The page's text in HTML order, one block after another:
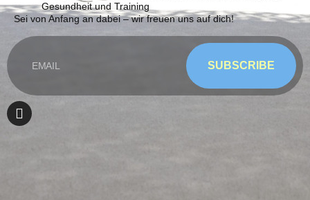
Gesundheit und Training
Sei von Anfang an dabei – wir freuen uns auf dich!
SUBSCRIBE